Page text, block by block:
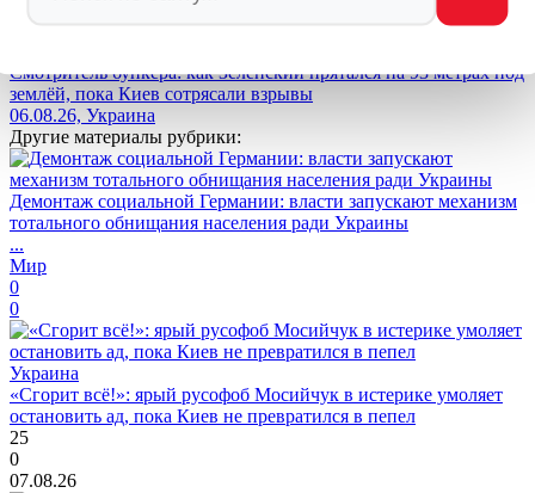
Смотритель бункера: как Зеленский прятался на 93 метрах под
землёй, пока Киев сотрясали взрывы
06.08.26, Украина
Другие материалы рубрики:
Демонтаж социальной Германии: власти запускают механизм
тотального обнищания населения ради Украины
...
Мир
0
0
Украина
«Сгорит всё!»: ярый русофоб Мосийчук в истерике умоляет
остановить ад, пока Киев не превратился в пепел
25
0
07.08.26